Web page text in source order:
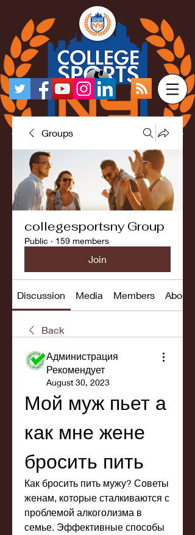
Groups
collegesportsny Group
Public · 159 members
Join
Discussion Media Members About
Back
Администрация
Рекомендует
August 30, 2023
Мой муж пьет а
как мне жене
бросить пить
Как бросить пить мужу? Советы
женам, которые сталкиваются с
проблемой алкоголизма в
семье. Эффективные способы